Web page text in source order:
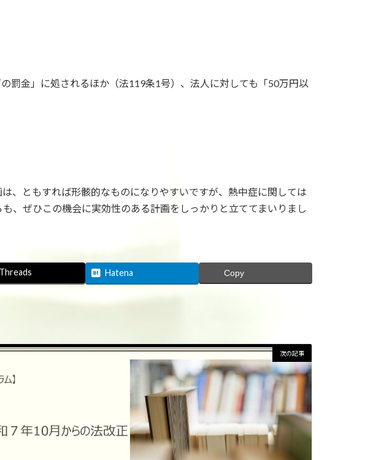
罰金」に処されるほか（法119条1号）、法人に対しても「50万円以
、ともすれば形骸的なものになりやすいですが、熱中症に関しては
、ぜひこの機会に実効性のある計画をしっかりと立ててまいりまし
Threads Hatena Copy
次の記事